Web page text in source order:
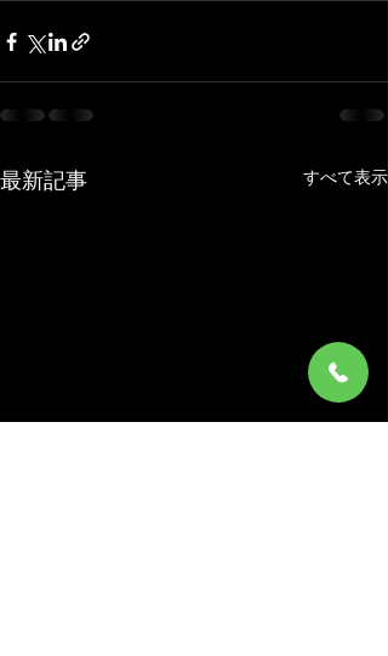
最新記事 すべて表示